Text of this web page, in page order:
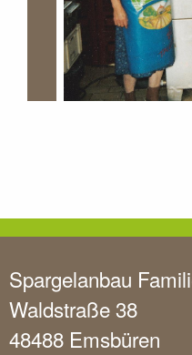
Spargelanbau
Waldstraße 38
48488 Emsbüren